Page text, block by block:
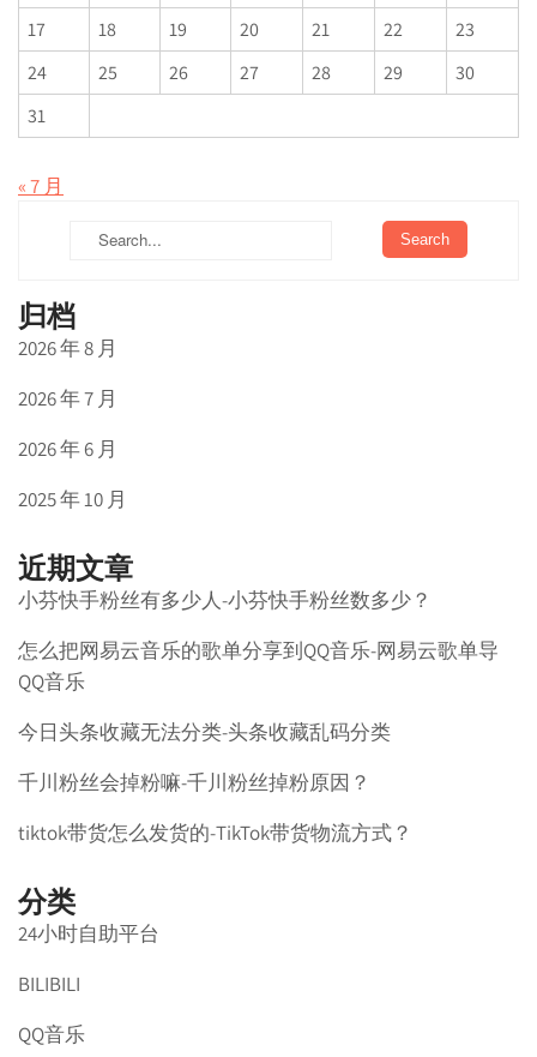
17
18 19 20 21 22
23
24
25 26 27 28 29
30
31
« 7 月
归档
2026 年 8 月
2026 年 7 月
2026 年 6 月
2025 年 10 月
近期文章
小芬快手粉丝有多少人-小芬快手粉丝数多少？
怎么把网易云音乐的歌单分享到QQ音乐-网易云歌单导
QQ音乐
今日头条收藏无法分类-头条收藏乱码分类
千川粉丝会掉粉嘛-千川粉丝掉粉原因？
tiktok带货怎么发货的-TikTok带货物流方式？
分类
24小时自助平台
BILIBILI
QQ音乐